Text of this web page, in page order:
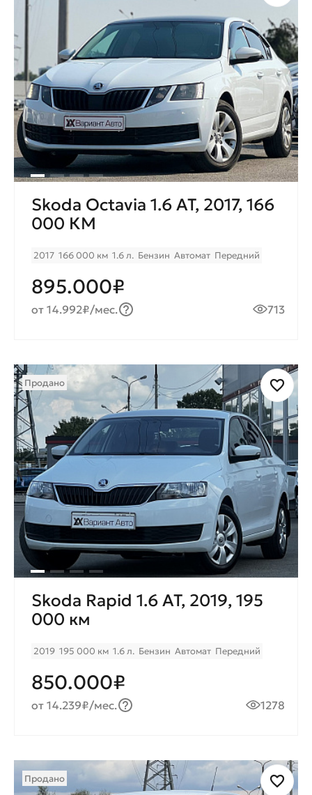
Skoda Octavia 1.6 AT, 2017, 166
000 КМ
2017 166 000 км 1.6 л. Бензин Автомат Передний
895.000₽
от 14.992₽/мес. 713
Продано
Skoda Rapid 1.6 AT, 2019, 195
000 км
2019 195 000 км 1.6 л. Бензин Автомат Передний
850.000₽
от 14.239₽/мес. 1278
Продано